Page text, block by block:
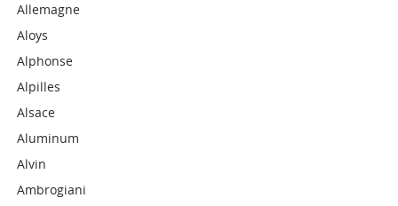
Allemagne
Aloys
Alphonse
Alpilles
Alsace
Aluminum
Alvin
Ambrogiani